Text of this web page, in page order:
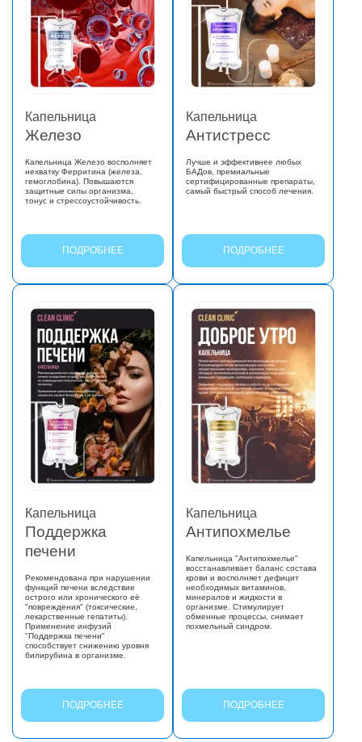
Капельница
Железо
Капельница Железо восполняет
нехватку Ферритина (железа,
гемоглобина). Повышаются
защитные силы организма,
тонус и стрессоустойчивость.
ПОДРОБНЕЕ
Капельница
Антистресс
Лучше и эффективнее любых
БАДов, премиальные
сертифицированные препараты,
самый быстрый способ лечения.
ПОДРОБНЕЕ
Капельница
Поддержка
печени
Рекомендована при нарушении
функций печени вследствие
острого или хронического её
"повреждения" (токсические,
лекарственные гепатиты).
Применение инфузий
"Поддержка печени"
способствует снижению уровня
билирубина в организме.
ПОДРОБНЕЕ
Капельница
Антипохмелье
Капельница "Антипохмелье"
восстанавливает баланс состава
крови и восполняет дефицит
необходимых витаминов,
минералов и жидкости в
организме. Стимулирует
обменные процессы, снимает
похмельный синдром.
ПОДРОБНЕЕ